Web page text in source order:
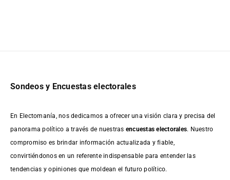
Sondeos y Encuestas electorales
En Electomanía, nos dedicamos a ofrecer una visión clara y precisa del
panorama político a través de nuestras encuestas electorales. Nuestro
compromiso es brindar información actualizada y fiable,
convirtiéndonos en un referente indispensable para entender las
tendencias y opiniones que moldean el futuro político.